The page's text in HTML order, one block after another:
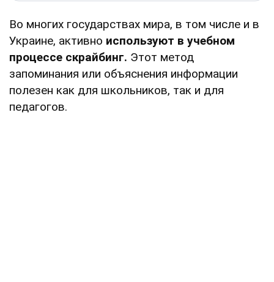
Во многих государствах мира, в том числе и в
Украине, активно используют в учебном
процессе скрайбинг. Этот метод
запоминания или объяснения информации
полезен как для школьников, так и для
педагогов.